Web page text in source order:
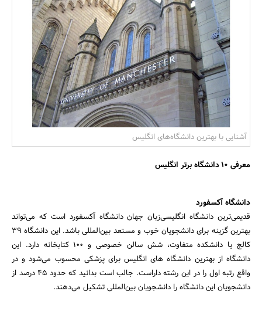
بانک، بیمه و سرمایه
مسکن و ساختمان
آشنایی با بهترین دانشگاه‌های انگلیس
معرفی 10 دانشگاه برتر انگلیس
دانشگاه آکسفورد
قدیمی‌ترین دانشگاه انگلیسی‌زبان جهان دانشگاه آکسفورد است که می‌تواند
بهترین گزینه برای دانشجویان خوب و مستعد بین‌المللی باشد. این دانشگاه 39
کالج یا دانشکده متفاوت، شش سالن خصوصی و 100 کتابخانه دارد. این
دانشگاه از بهترین دانشگاه های انگلیس برای پزشکی محسوب می‌شود و در
واقع رتبه اول را در این رشته داراست. جالب است بدانید که حدود 45 درصد از
دانشجویان این دانشگاه را دانشجویان بین‌المللی تشکیل می‌دهند.